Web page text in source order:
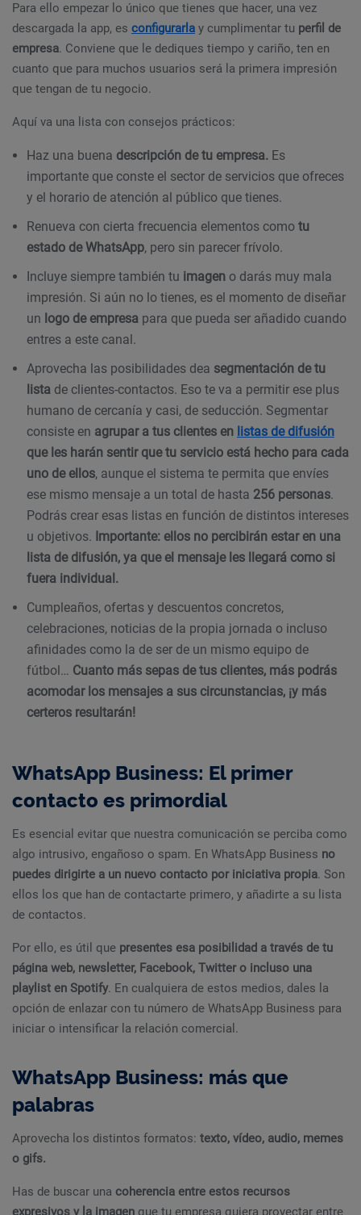
Para ello empezar lo único que tienes que hacer, una vez
descargada la app, es configurarla y cumplimentar tu perfil de
empresa. Conviene que le dediques tiempo y cariño, ten en
cuanto que para muchos usuarios será la primera impresión
que tengan de tu negocio.
Aquí va una lista con consejos prácticos:
Haz una buena descripción de tu empresa. Es
importante que conste el sector de servicios que ofreces
y el horario de atención al público que tienes.
Renueva con cierta frecuencia elementos como tu
estado de WhatsApp, pero sin parecer frívolo.
Incluye siempre también tu imagen o darás muy mala
impresión. Si aún no lo tienes, es el momento de diseñar
un logo de empresa para que pueda ser añadido cuando
entres a este canal.
Aprovecha las posibilidades dea segmentación de tu
lista de clientes-contactos. Eso te va a permitir ese plus
humano de cercanía y casi, de seducción. Segmentar
consiste en agrupar a tus clientes en listas de difusión
que les harán sentir que tu servicio está hecho para cada
uno de ellos, aunque el sistema te permita que envíes
ese mismo mensaje a un total de hasta 256 personas.
Podrás crear esas listas en función de distintos intereses
u objetivos. Importante: ellos no percibirán estar en una
lista de difusión, ya que el mensaje les llegará como si
fuera individual.
Cumpleaños, ofertas y descuentos concretos,
celebraciones, noticias de la propia jornada o incluso
afinidades como la de ser de un mismo equipo de
fútbol… Cuanto más sepas de tus clientes, más podrás
acomodar los mensajes a sus circunstancias, ¡y más
certeros resultarán!
WhatsApp Business: El primer
contacto es primordial
Es esencial evitar que nuestra comunicación se perciba como
algo intrusivo, engañoso o spam. En WhatsApp Business no
puedes dirigirte a un nuevo contacto por iniciativa propia. Son
ellos los que han de contactarte primero, y añadirte a su lista
de contactos.
Por ello, es útil que presentes esa posibilidad a través de tu
página web, newsletter, Facebook, Twitter o incluso una
playlist en Spotify. En cualquiera de estos medios, dales la
opción de enlazar con tu número de WhatsApp Business para
iniciar o intensificar la relación comercial.
WhatsApp Business: más que
palabras
Aprovecha los distintos formatos: texto, vídeo, audio, memes
o gifs.
Has de buscar una coherencia entre estos recursos
expresivos y la imagen que tu empresa quiera proyectar entre